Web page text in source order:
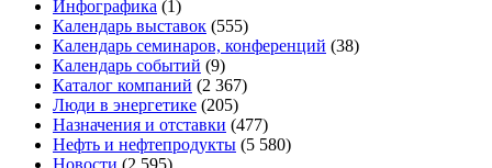
Инфографика (1)
Календарь выставок (555)
Календарь семинаров, конференций (38)
Календарь событий (9)
Каталог компаний (2 367)
Люди в энергетике (205)
Назначения и отставки (477)
Нефть и нефтепродукты (5 580)